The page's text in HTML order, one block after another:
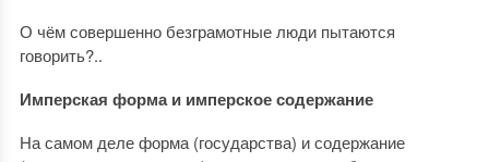
О чём совершенно безграмотные люди пытаются
говорить?..
Имперская форма и имперское содержание
На самом деле форма (государства) и содержание